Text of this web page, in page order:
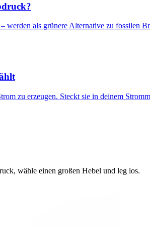
als grünere Alternative zu fossilen
zu erzeugen. Steckt sie in deinem
wähle einen großen Hebel und leg los.